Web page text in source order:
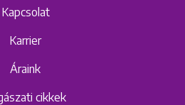
Kapcsolat
Karrier
Áraink
cikkek